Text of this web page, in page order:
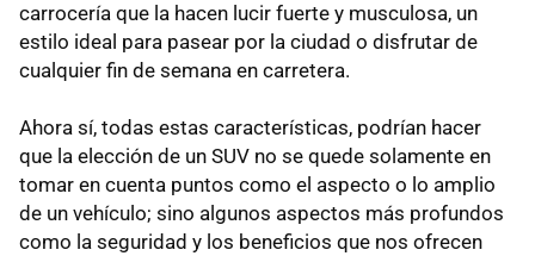
carrocería que la hacen lucir fuerte y musculosa, un
estilo ideal para pasear por la ciudad o disfrutar de
cualquier fin de semana en carretera.
Ahora sí, todas estas características, podrían hacer
que la elección de un SUV no se quede solamente en
tomar en cuenta puntos como el aspecto o lo amplio
de un vehículo; sino algunos aspectos más profundos
como la seguridad y los beneficios que nos ofrecen